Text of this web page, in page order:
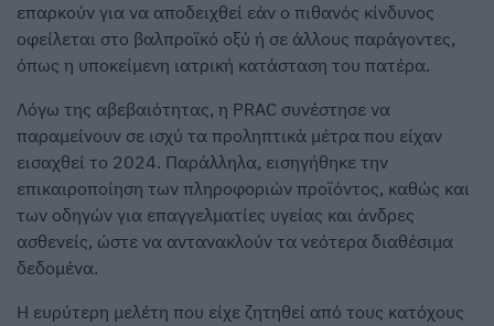
επαρκούν για να αποδειχθεί εάν ο πιθανός κίνδυνος
οφείλεται στο βαλπροϊκό οξύ ή σε άλλους παράγοντες,
όπως η υποκείμενη ιατρική κατάσταση του πατέρα.
Λόγω της αβεβαιότητας, η PRAC συνέστησε να
παραμείνουν σε ισχύ τα προληπτικά μέτρα που είχαν
εισαχθεί το 2024. Παράλληλα, εισηγήθηκε την
επικαιροποίηση των πληροφοριών προϊόντος, καθώς και
των οδηγών για επαγγελματίες υγείας και άνδρες
ασθενείς, ώστε να αντανακλούν τα νεότερα διαθέσιμα
δεδομένα.
Η ευρύτερη μελέτη που είχε ζητηθεί από τους κατόχους